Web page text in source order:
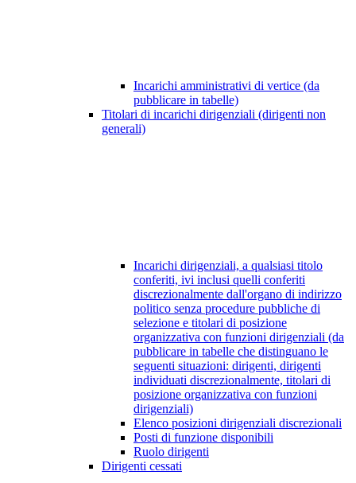
Incarichi amministrativi di vertice (da
pubblicare in tabelle)
Titolari di incarichi dirigenziali (dirigenti non
generali)
Incarichi dirigenziali, a qualsiasi titolo
conferiti, ivi inclusi quelli conferiti
discrezionalmente dall'organo di indirizzo
politico senza procedure pubbliche di
selezione e titolari di posizione
organizzativa con funzioni dirigenziali (da
pubblicare in tabelle che distinguano le
seguenti situazioni: dirigenti, dirigenti
individuati discrezionalmente, titolari di
posizione organizzativa con funzioni
dirigenziali)
Elenco posizioni dirigenziali discrezionali
Posti di funzione disponibili
Ruolo dirigenti
Dirigenti cessati